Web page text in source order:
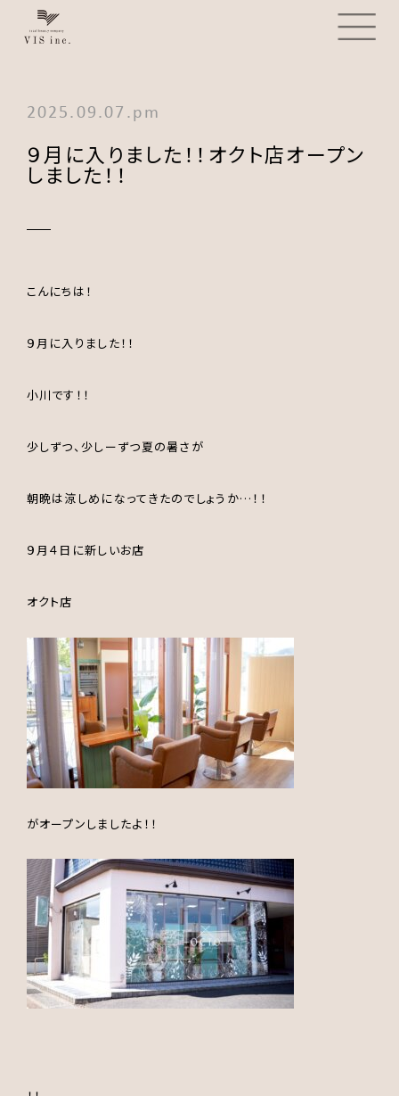
2025.09.07.pm
９月に入りました！！オクト店オープン
しました！！
こんにちは！
９月に入りました！！
小川です！！
少しずつ、少しーずつ夏の暑さが
朝晩は涼しめになってきたのでしょうか…！！
９月４日に新しいお店
オクト店
がオープンしましたよ！！